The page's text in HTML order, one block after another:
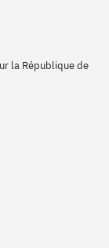
la République de